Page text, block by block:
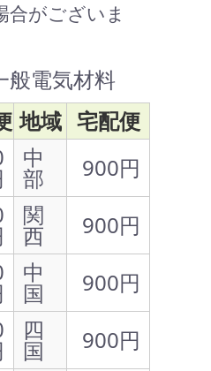
合がございま
般電気材料
地域 宅配便
中
部
900円
関
西
900円
中
国
900円
四
国
900円